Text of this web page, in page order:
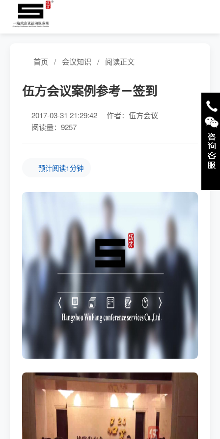
首页 / 会议知识 / 阅读正文
伍方会议案例参考－签到
2017-03-31 21:29:42
作者：伍方会议
阅读量：9257
预计阅读1分钟